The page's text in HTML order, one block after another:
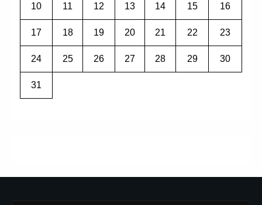
10 11 12 13 14 15 16
17 18 19 20 21 22 23
24 25 26 27 28 29 30
31